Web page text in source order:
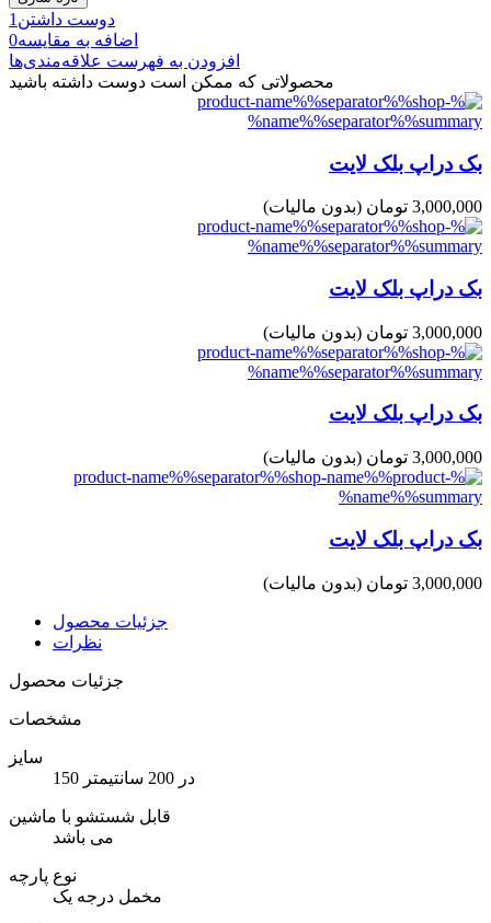
دوست داشتن 1
اضافه به مقایسه0
افزودن به فهرست علاقه‌مندی‌ها
محصولاتی که ممکن است دوست داشته باشید
بک دراپ بلک لایت
3,000,000 تومان (بدون مالیات)
بک دراپ بلک لایت
3,000,000 تومان (بدون مالیات)
بک دراپ بلک لایت
3,000,000 تومان (بدون مالیات)
بک دراپ بلک لایت
3,000,000 تومان (بدون مالیات)
جزئیات محصول
نظرات
جزئیات محصول
مشخصات
سایز
150 در 200 سانتیمتر
قابل شستشو با ماشین
می باشد
نوع پارچه
مخمل درجه یک